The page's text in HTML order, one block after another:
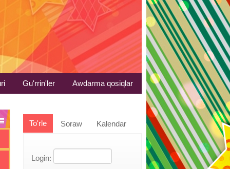
Gu'rrin'ler Awdarma qosiqlar
To'rle Soraw Kalendar
Login: